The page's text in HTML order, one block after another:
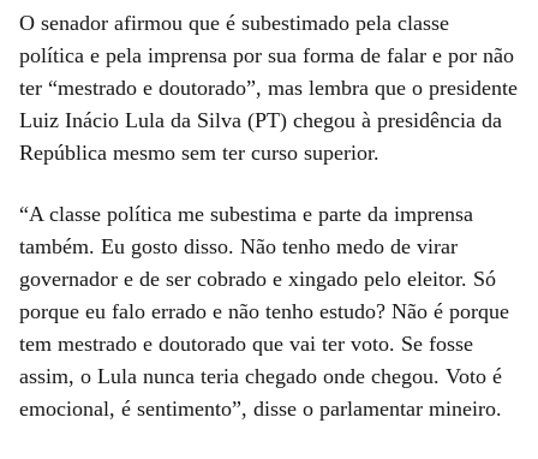
O senador afirmou que é subestimado pela classe
política e pela imprensa por sua forma de falar e por não
ter “mestrado e doutorado”, mas lembra que o presidente
Luiz Inácio Lula da Silva (PT) chegou à presidência da
República mesmo sem ter curso superior.
“A classe política me subestima e parte da imprensa
também. Eu gosto disso. Não tenho medo de virar
governador e de ser cobrado e xingado pelo eleitor. Só
porque eu falo errado e não tenho estudo? Não é porque
tem mestrado e doutorado que vai ter voto. Se fosse
assim, o Lula nunca teria chegado onde chegou. Voto é
emocional, é sentimento”, disse o parlamentar mineiro.